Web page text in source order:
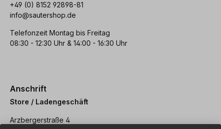
+49 (0) 8152 92898-81
info@sautershop.de
Telefonzeit Montag bis Freitag
08:30 - 12:30 Uhr & 14:00 - 16:30 Uhr
Anschrift
Store / Ladengeschäft
Arzbergerstraße 4